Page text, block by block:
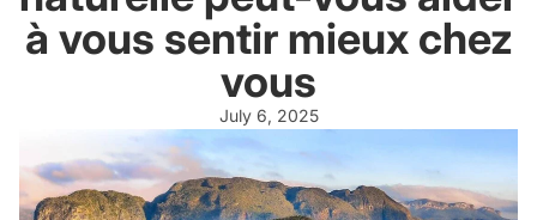
à vous sentir mieux chez
vous
July 6, 2025